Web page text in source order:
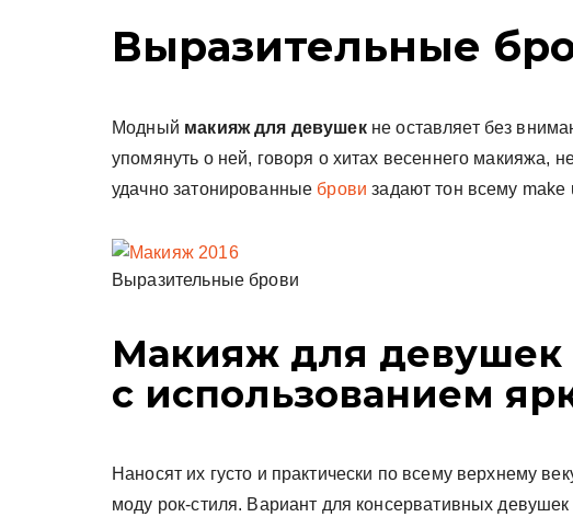
Выразительные
Модный макияж для девушекне оставляет без
упомянуть о ней, говоря о хитах весеннего макияжа,
удачно затонированные брови задают тон всему make
Выразительные брови
Макияж для девушек
с использованием
Наносят их густо и практически по всему верхнему
моду рок-стиля. Вариант для консервативных